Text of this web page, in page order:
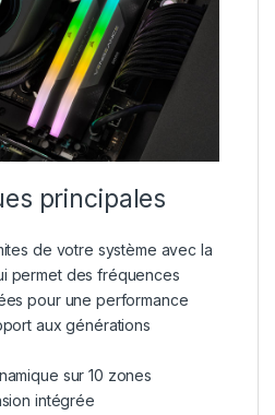
principales
de votre système avec la
permet des fréquences
pour une performance
aux générations
sur 10 zones
intégrée